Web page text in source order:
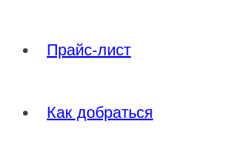
Прайс-лист
Как добраться